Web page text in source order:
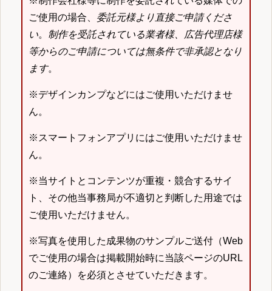
ご使用の場合、 委託元様より直接ご申請くださ
い。 制作を受託されている業者様、広告代理店様
等からのご申請については無条件で非承認となり
ます。
※デザインカンプなどにはご使用いただけませ
ん。
※スマートフォンアプリにはご使用いただけませ
ん。
※当サイトとコンテンツが重複・競合するサイ
ト、その他当事務局が不適切と判断した用途では
ご使用いただけません。
※写真を使用した成果物のサンプルご送付（Web
でご使用の場合は掲載開始時に当該ページのURL
のご連絡）を必須とさせていただきます。